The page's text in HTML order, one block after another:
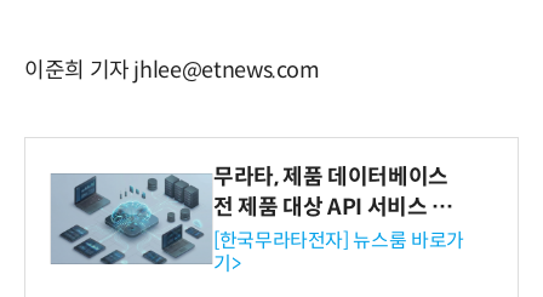
이준희 기자 jhlee@etnews.com
무라타, 제품 데이터베이스
전 제품 대상 API 서비스 제
공…73개 제품 카테고리로
확대
[한국무라타전자] 뉴스룸 바로가
기>